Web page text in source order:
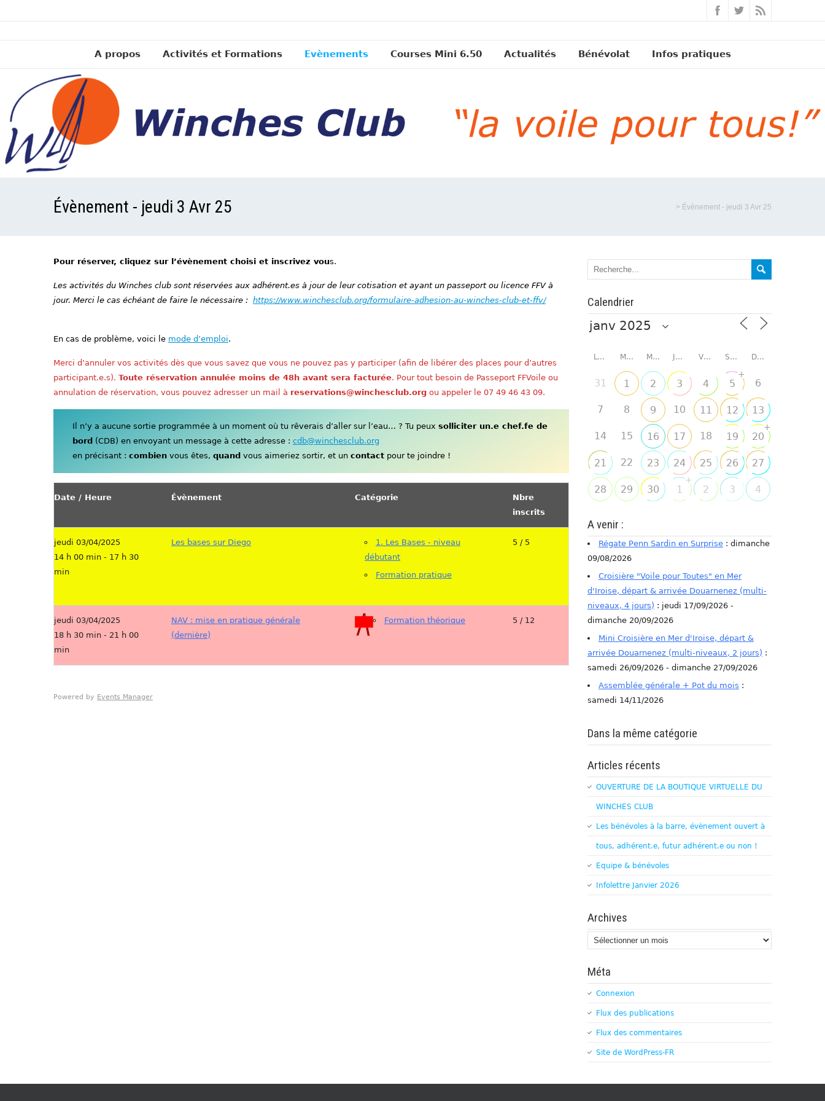
A propos Activités et Formations Evènements Courses Mini 6.50 Actualités Bénévolat Infos pratiques
Évènement - jeudi 3 Avr 25 > Évènement - jeudi 3 Avr 25
Pour réserver, cliquez sur l’évènement choisi et inscrivez vous.
Les activités du Winches club sont réservées aux adhérent.es à jour de leur cotisation et ayant un passeport ou licence FFV à
jour. Merci le cas échéant de faire le nécessaire : https://www.winchesclub.org/formulaire-adhesion-au-winches-club-et-ffv/
En cas de problème, voici le mode d’emploi.
Merci d’annuler vos activités dès que vous savez que vous ne pouvez pas y participer (afin de libérer des places pour d’autres
participant.e.s). Toute réservation annulée moins de 48h avant sera facturée. Pour tout besoin de Passeport FFVoile ou
annulation de réservation, vous pouvez adresser un mail à reservations@winchesclub.org ou appeler le 07 49 46 43 09.
Il n’y a aucune sortie programmée à un moment où tu rêverais d’aller sur l’eau… ? Tu peux solliciter un.e chef.fe de
bord (CDB) en envoyant un message à cette adresse : cdb@winchesclub.org
en précisant : combienvous êtes, quand vous aimeriez sortir, et un contactpour te joindre !
Date / Heure Évènement Catégorie
Nbre
inscrits
jeudi 03/04/2025
14 h 00 min - 17 h 30
min
Les bases sur Diego
1. Les Bases - niveau
débutant
Formation pratique
5 / 5
jeudi 03/04/2025
18 h 30 min - 21 h 00
min
NAV : mise en pratique générale
(dernière)
Formation théorique 5 / 12
Powered by Events Manager
Calendrier
LUNDI MARDI MERCREDI JEUDI VENDREDI SAMEDI DIMANCHE
31 1 2 3 4 5
+
6
7 8 9 10 11 12 13
14 15 16 17 18 19 20
+
21 22 23 24 25 26 27
28 29 30 1
+
2 3 4
A venir :
Régate Penn Sardin en Surprise : dimanche
09/08/2026
Croisière "Voile pour Toutes" en Mer
d'Iroise, départ & arrivée Douarnenez (multi-
niveaux, 4 jours) : jeudi 17/09/2026 -
dimanche 20/09/2026
Mini Croisière en Mer d'Iroise, départ &
arrivée Douarnenez (multi-niveaux, 2 jours) :
samedi 26/09/2026 - dimanche 27/09/2026
Assemblée générale + Pot du mois :
samedi 14/11/2026
Dans la même catégorie
Articles récents
OUVERTURE DE LA BOUTIQUE VIRTUELLE DU
WINCHES CLUB
Les bénévoles à la barre, évènement ouvert à
tous, adhérent.e, futur adhérent.e ou non !
Equipe & bénévoles
Infolettre Janvier 2026
Archives
Archives
Méta
Connexion
Flux des publications
Flux des commentaires
Site de WordPress-FR